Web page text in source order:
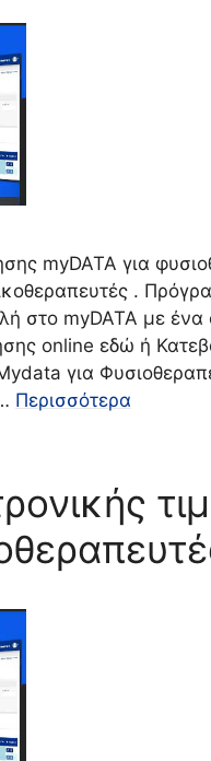
myDATA για
.
στο myDATA με
online εδώ ή
για
Περισσότερα